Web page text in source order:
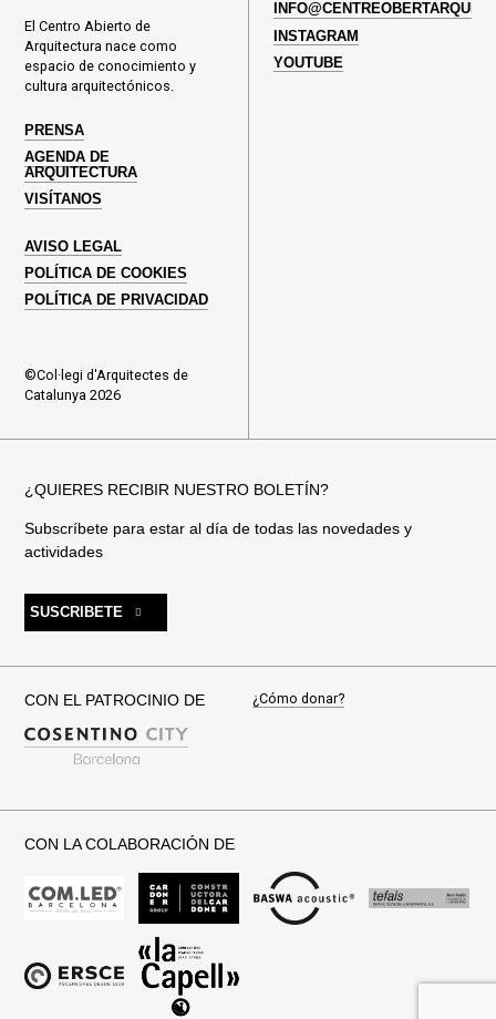
El Centro Abierto de
Arquitectura nace como
espacio de conocimiento y
cultura arquitectónicos.
PRENSA
AGENDA DE
ARQUITECTURA
VISÍTANOS
AVISO LEGAL
POLÍTICA DE COOKIES
POLÍTICA DE PRIVACIDAD
©Col·legi d'Arquitectes de
Catalunya 2026
INSTAGRAM
YOUTUBE
¿QUIERES RECIBIR NUESTRO BOLETÍN?
Subscríbete para estar al día de todas las novedades y
actividades
SUSCRIBETE
CON EL PATROCINIO DE ¿Cómo donar?
CON LA COLABORACIÓN DE